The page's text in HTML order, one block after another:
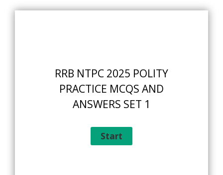
RRB NTPC 2025 POLITY
PRACTICE MCQS AND
ANSWERS SET 1